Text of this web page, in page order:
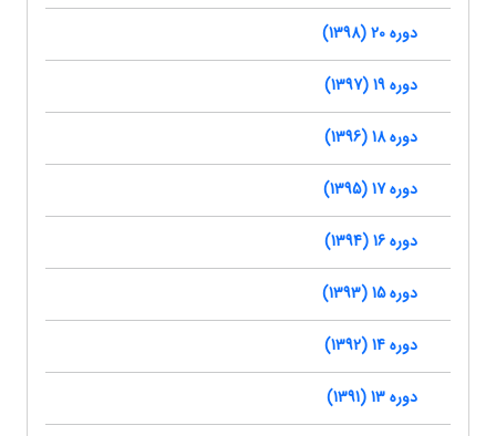
دوره 20 (1398)
دوره 19 (1397)
دوره 18 (1396)
دوره 17 (1395)
دوره 16 (1394)
دوره 15 (1393)
دوره 14 (1392)
دوره 13 (1391)